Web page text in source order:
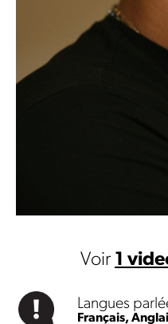
Voir 1
Langues
Français,